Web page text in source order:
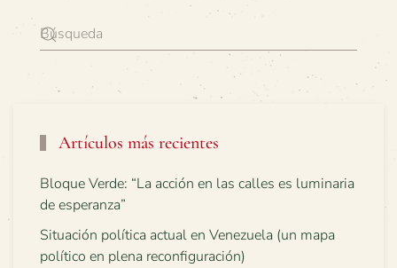
Artículos más recientes
Bloque Verde: “La acción en las calles es luminaria
de esperanza”
Situación política actual en Venezuela (un mapa
político en plena reconfiguración)